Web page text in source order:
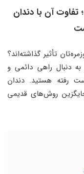
تفاوت آن با دندان
تأثیر گذاشته‌اند؟
دنبال راهی دائمی و
رفته هستید. دندان
روش‌های قدیمی